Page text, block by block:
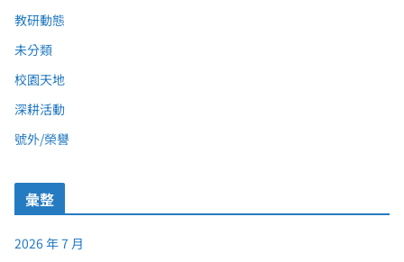
教研動態
未分類
校園天地
深耕活動
號外/榮譽
彙整
2026 年 7 月